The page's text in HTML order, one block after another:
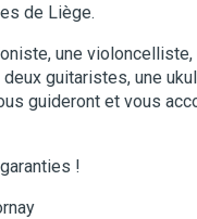
de Liège.
une
guitaristes, une
guideront et vous
!